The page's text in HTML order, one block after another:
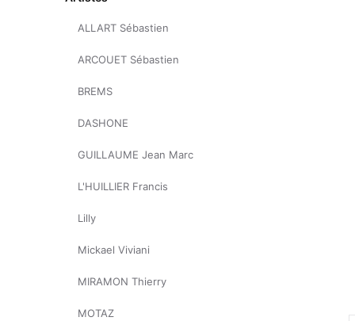
ALLART Sébastien
ARCOUET Sébastien
BREMS
DASHONE
GUILLAUME Jean Marc
L'HUILLIER Francis
Lilly
Mickael Viviani
MIRAMON Thierry
MOTAZ